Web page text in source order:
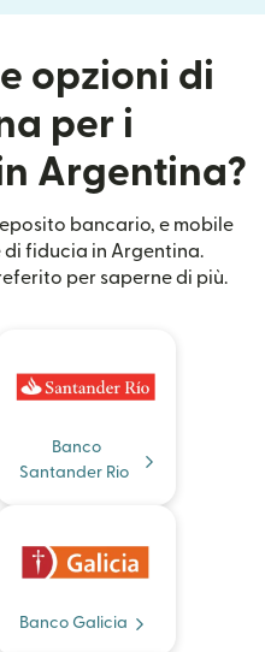
opzioni di
per i
Argentina?
bancario, e mobile
fiducia in Argentina.
per saperne di più.
Banco
Santander Rio
Banco Galicia